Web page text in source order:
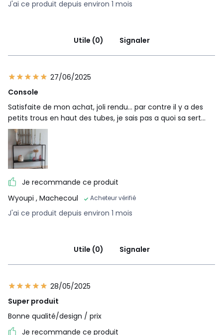
J'ai ce produit depuis environ 1 mois
Utile (0) Signaler
27/06/2025
Console
Satisfaite de mon achat, joli rendu... par contre il y a des
petits trous en haut des tubes, je sais pas a quoi sa sert...
Je recommande ce produit
Wyoupi , Machecoul Acheteur vérifié
J'ai ce produit depuis environ 1 mois
Utile (0) Signaler
28/05/2025
Super produit
Bonne qualité/design / prix
Je recommande ce produit